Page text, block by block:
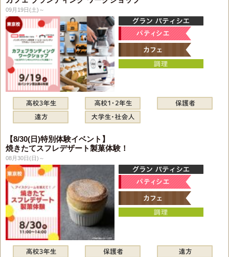
09月19日(土)～
【8/30(日)特別体験イベント】
焼きたてスフレデザート製菓体験！
08月30日(日)～